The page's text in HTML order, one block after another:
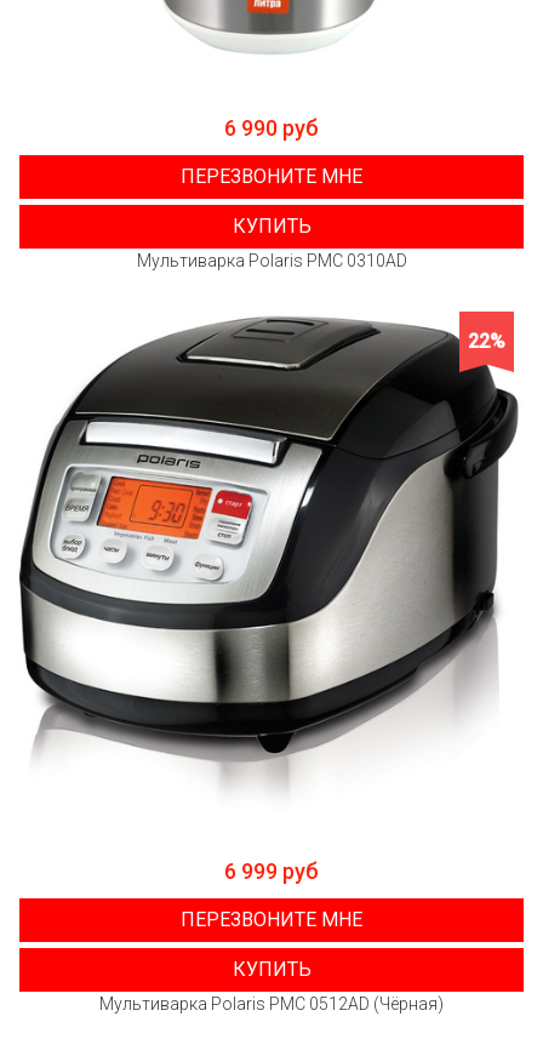
6 990 руб
ПЕРЕЗВОНИТЕ МНЕ
КУПИТЬ
Мультиварка Polaris PMC 0310AD
22%
6 999 руб
ПЕРЕЗВОНИТЕ МНЕ
КУПИТЬ
Мультиварка Polaris PMC 0512AD (Чёрная)